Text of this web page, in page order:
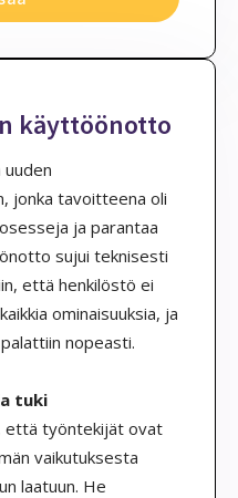
käyttöönotto
jonka tavoitteena oli
ja parantaa
sujui teknisesti
että henkilöstö ei
ominaisuuksia, ja
nopeasti.
tuki
että työntekijät ovat
vaikutuksesta
laatuun. He